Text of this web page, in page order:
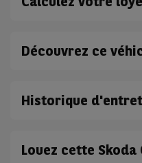
Découvrez ce
Historique
Louez cette Skoda